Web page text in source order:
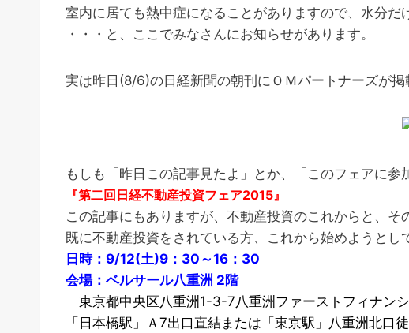
室内に居ても熱中症になることがありますので、水分だ
・・・と、ここでみなさんにお知らせがあります。
実は昨日(8/6)の日経新聞の朝刊にＯＭパートナーズが掲
もしも「昨日この記事見たよ」とか、「このフェアに
『第二回日経不動産投資フェア2015』
この記事にもありますが、不動産投資のこれからと、
既に不動産投資をされている方、これから始めようとし
日時：9/12(土)9：30～16：30
会場：ベルサール八重洲 2階
東京都中央区八重洲1-3-7八重洲ファーストフィナン
「日本橋駅」Ａ7出口直結または「東京駅」八重洲北口